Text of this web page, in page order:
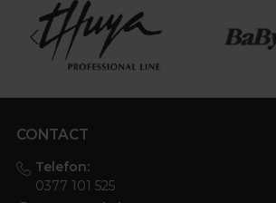
CONTACT
Telefon:
0377 101 525